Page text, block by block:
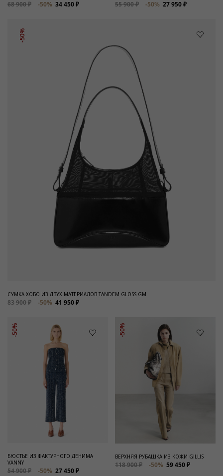
68 900 ₽ -50% 34 450 ₽ 55 900 ₽ -50% 27 950 ₽
-50%
СУМКА-ХОБО ИЗ ДВУХ МАТЕРИАЛОВ TANDEM GLOSS GM
83 900 ₽ -50% 41 950 ₽
-50%
БЮСТЬЕ ИЗ ФАКТУРНОГО ДЕНИМА
VANNY
54 900 ₽ -50% 27 450 ₽
-50%
ВЕРХНЯЯ РУБАШКА ИЗ КОЖИ GILLIS
118 900 ₽ -50% 59 450 ₽